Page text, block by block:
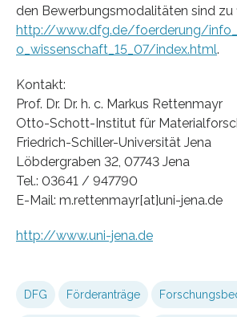
den Bewerbungsmodalitäten sind zu
http://www.dfg.de/foerderung/
o_wissenschaft_15_07/index.html.
Kontakt:
Prof. Dr. Dr. h. c. Markus Rettenmayr
Otto-Schott-Institut für
Friedrich-Schiller-Universität Jena
Löbdergraben 32, 07743 Jena
Tel.: 03641 / 947790
E-Mail: m.rettenmayr[at]uni-jena.de
http://www.uni-jena.de
DFG Förderanträge